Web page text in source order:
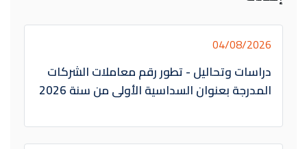
04/08/2026
دراسات وتحاليل - تطور رقم معاملات الشركات
المدرجة بعنوان السداسية الأولى من سنة 2026